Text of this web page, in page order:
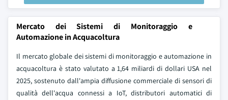
Mercato dei Sistemi di Monitoraggio e
Automazione in Acquacoltura
Il mercato globale dei sistemi di monitoraggio e automazione in
acquacoltura è stato valutato a 1,64 miliardi di dollari USA nel
2025, sostenuto dall'ampia diffusione commerciale di sensori di
qualità dell'acqua connessi a IoT, distributori automatici di